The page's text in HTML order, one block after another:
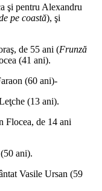
şi pentru Alexandru
pe coastă), şi
de 55 ani (Frunză
(41 ani).
(60 ani)-
(13 ani).
Flocea, de 14 ani
ani).
Vasile Ursan (59